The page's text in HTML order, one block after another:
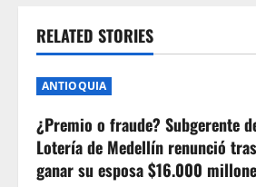
n
a
v
i
RELATED STORIES
ANTIOQUIA
¿Premio o fraude? Subgerente
Lotería de Medellín renunció tras
ganar su esposa $16.000